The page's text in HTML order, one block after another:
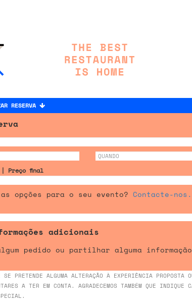
RESERVA
| Preço final
opções para o seu evento? Contacte-nos.
adicionais
pedido ou partilhar alguma informação